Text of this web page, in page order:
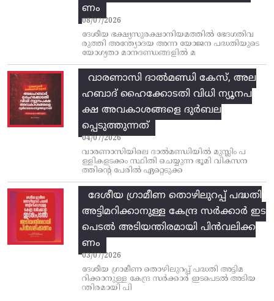
ണം
08/07/2026
ദേശീയ ഭക്ഷ്യസുരക്ഷാനിയമത്തിൽ ഭേദഗതിവ
രുത്തി അന്ത്യോദയ അന്ന യോജന പദ്ധതിയുടെ
യോഗ്യതാ മാനദണ്ഡങ്ങളിൽ മ
വാരണാസി ദാൽമണ്ഡി കേസ്, അല
ഹബാദ് ഹൈക്കോടതി വിധി ന്യൂനപ
ക്ഷ അവകാശങ്ങളെ ദുർബല
പ്പെടുത്തുന്നത്
04/07/2026
വാരണാസിയിലെ ദാൽമണ്ഡിയിൽ മുസ്ലിം പ
ള്ളികളടക്കം സ്ഥിതി ചെയ്യുന്ന ഭൂമി വികസന
ത്തിന്റെ പേരിൽ ഏറ്റെടുക്ക
ദേശീയ ഗ്രാമീണ തൊഴിലുറപ്പ്‌ പദ്ധതി
അട്ടിമറിക്കാനുള്ള കേന്ദ്ര സര്‍ക്കാര്‍ ഇട
പെടല്‍ അടിയന്തിരമായി പിന്‍വലിക്ക
ണം
03/07/2026
ദേശീയ ഗ്രാമീണ തൊഴിലുറപ്പ്‌ പദ്ധതി അട്ടിമ
റിക്കാനുള്ള കേന്ദ്ര സര്‍ക്കാര്‍ ഇടപെടല്‍ അടിയ
ന്തിരമായി പി